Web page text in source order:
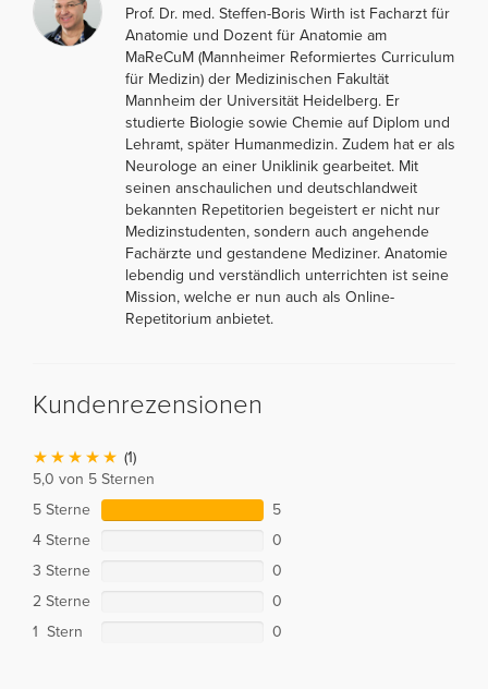
Prof. Dr. med. Steffen-Boris Wirth ist Facharzt für
Anatomie und Dozent für Anatomie am
MaReCuM (Mannheimer Reformiertes Curriculum
für Medizin) der Medizinischen Fakultät
Mannheim der Universität Heidelberg. Er
studierte Biologie sowie Chemie auf Diplom und
Lehramt, später Humanmedizin. Zudem hat er als
Neurologe an einer Uniklinik gearbeitet. Mit
seinen anschaulichen und deutschlandweit
bekannten Repetitorien begeistert er nicht nur
Medizinstudenten, sondern auch angehende
Fachärzte und gestandene Mediziner. Anatomie
lebendig und verständlich unterrichten ist seine
Mission, welche er nun auch als Online-
Repetitorium anbietet.
Kundenrezensionen
(1)
5,0 von 5 Sternen
5 Sterne
5
4 Sterne
0
3 Sterne
0
2 Sterne
0
1 Stern
0